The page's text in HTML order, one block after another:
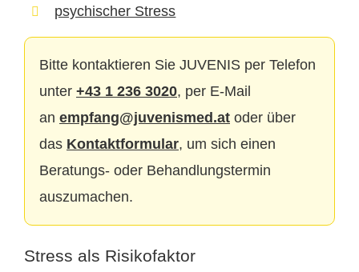
psychischer Stress
Bitte kontaktieren Sie JUVENIS per Telefon
unter +43 1 236 3020, per E-Mail
an empfang@juvenismed.at oder über
das Kontaktformular, um sich einen
Beratungs- oder Behandlungstermin
auszumachen.
Stress als Risikofaktor